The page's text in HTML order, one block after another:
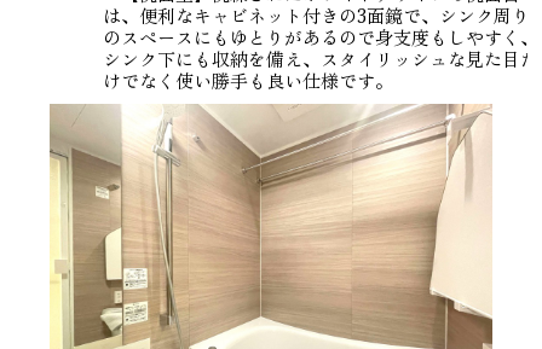
は、便利なキャビネット付きの3面鏡で、シンク周り
のスペースにもゆとりがあるので身支度もしやすく、
シンク下にも収納を備え、スタイリッシュな見た目だ
けでなく使い勝手も良い仕様です。